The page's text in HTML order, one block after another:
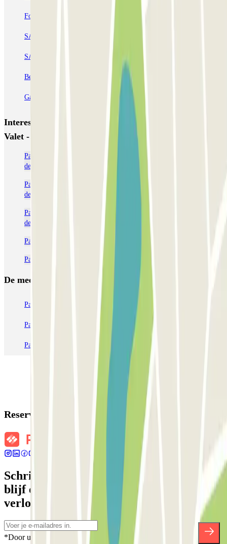
Forum des Halles-Rambuteau
SAEMES Méditerranée Gare de Lyon
SAEMES Goutte d'Or - Gare du Nord
Bercy - Arena - Gare de Lyon Pullman Tour Eiffel
Garage d'Abbeville - Gare du Nord
Interessante plaatsen en evenementen dichtbij Blue
Valet - Aéroport de Paris (CDG) - Couvert
Parkeerplaatsen dichtbij Terminal 2 bij het vliegveld van Charles
de Gaulle (CDG)
Parkeerplaatsen dichtbij Terminal 3 bij het vliegveld van Charles
de Gaulle (CDG)
Parkeerplaatsen dichtbij Terminal 1 bij het vliegveld van Charles
de Gaulle (CDG)
Parkeren Charles de Gaulle (Airport) | Parclick
Parkeren dichtbij Paris-Nord Villepinte expositiecentrum
De meest geboekte parkings
Parkeren in Parijs Parkeren in Venetië
Parkeren in Station Venetië Mestre Parkeren in Rome
Parkeren in Milaan Parkeren in Verona
Reserveringsgegevens
Schrijf je in voor onze nieuwsbrief en
blijf op de hoogte van kortingen,
verlotingen en vele andere verrassingen.
*Door u in te schrijven aanvaardt u ons Privacybeleid voor het